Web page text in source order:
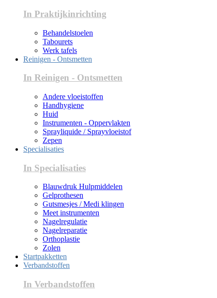
In Praktijkinrichting
Behandelstoelen
Tabourets
Werk tafels
Reinigen - Ontsmetten
In Reinigen - Ontsmetten
Andere vloeistoffen
Handhygiene
Huid
Instrumenten - Oppervlakten
Sprayliquide / Sprayvloeistof
Zepen
Specialisaties
In Specialisaties
Blauwdruk Hulpmiddelen
Gelprothesen
Gutsmesjes / Medi klingen
Meet instrumenten
Nagelregulatie
Nagelreparatie
Orthoplastie
Zolen
Startpakketten
Verbandstoffen
In Verbandstoffen